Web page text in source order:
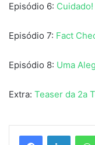
Episódio 6:
Episódio 7: Fact
Episódio 8: Uma
Extra: Teaser da 2a